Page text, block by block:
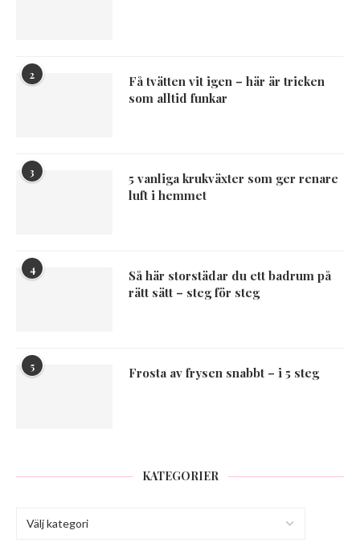
2
Få tvätten vit igen – här är tricken
som alltid funkar
3
5 vanliga krukväxter som ger renare
luft i hemmet
4
Så här storstädar du ett badrum på
rätt sätt – steg för steg
5 Frosta av frysen snabbt – i 5 steg
KATEGORIER